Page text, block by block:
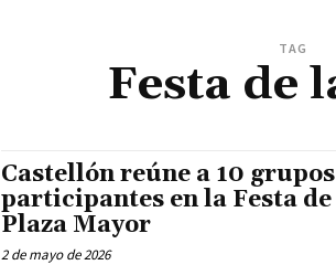
TAG
Festa de
Castellón reúne a 10 grupos
participantes en la Festa de
Plaza Mayor
2 de mayo de 2026